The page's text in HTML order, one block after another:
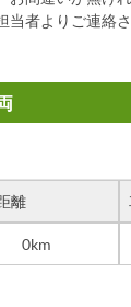
当者よりご連絡
離
0km